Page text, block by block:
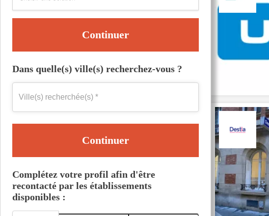
Continuer
Dans quelle(s) ville(s) recherchez-vous ?
Continuer
Complétez votre profil afin d'être
recontacté par les établissements
disponibles :